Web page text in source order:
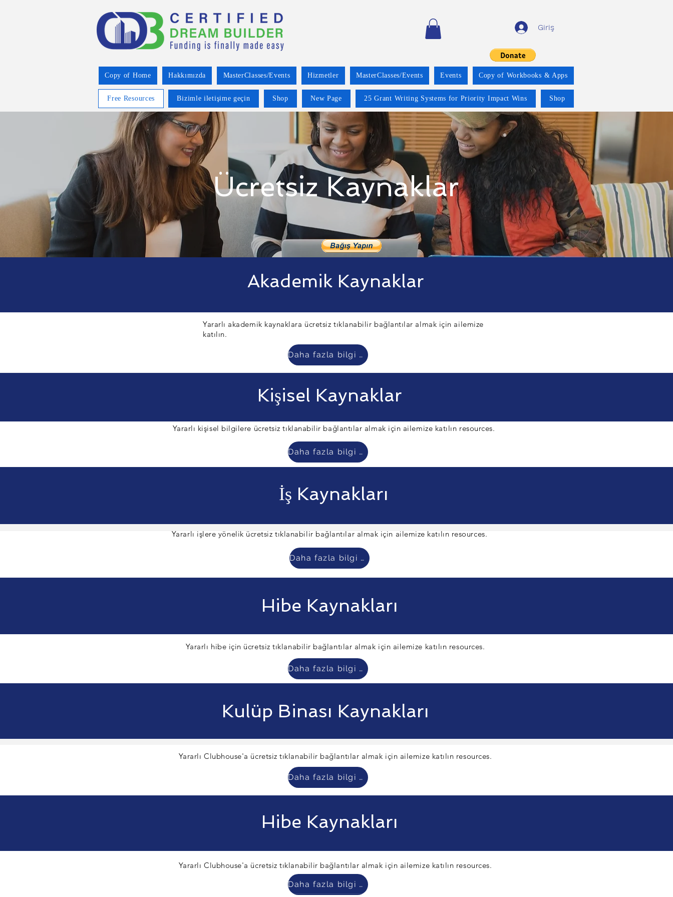
Giriş
Copy of Home Hakkımızda MasterClasses/Events Hizmetler MasterClasses/Events Events Copy of Workbooks & Apps
Free Resources Bizimle iletişime geçin Shop New Page 25 Grant Writing Systems for Priority Impact Wins Shop
Ücretsiz Kaynaklar
Akademik Kaynaklar
Yararlı akademik kaynaklara ücretsiz tıklanabilir bağlantılar almak için ailemize
katılın.
Daha fazla bilgi edin
Kişisel Kaynaklar
Daha fazla bilgi edin
Yararlı kişisel bilgilere ücretsiz tıklanabilir bağlantılar almak için ailemize katılın resources.
İş Kaynakları
Yararlı işlere yönelik ücretsiz tıklanabilir bağlantılar almak için ailemize katılın resources.
Daha fazla bilgi edin
Hibe Kaynakları
Yararlı hibe için ücretsiz tıklanabilir bağlantılar almak için ailemize katılın resources.
Daha fazla bilgi edin
Kulüp Binası Kaynakları
Yararlı Clubhouse'a ücretsiz tıklanabilir bağlantılar almak için ailemize katılın resources.
Daha fazla bilgi edin
Hibe Kaynakları
Yararlı Clubhouse'a ücretsiz tıklanabilir bağlantılar almak için ailemize katılın resources.
Daha fazla bilgi edin